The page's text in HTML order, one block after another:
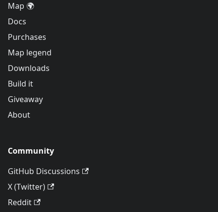
Map 🌍
Docs
Purchases
Map legend
Downloads
Build it
Giveaway
About
Community
GitHub Discussions
X (Twitter)
Reddit